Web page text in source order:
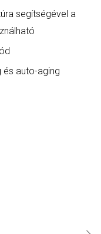
segítségével a
és auto-aging